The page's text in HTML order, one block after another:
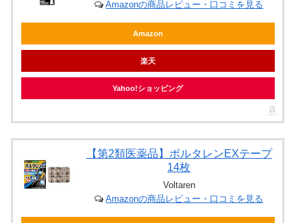
Amazonの商品レビュー・口コミを見る
Amazon
楽天
Yahoo!ショッピング
【第2類医薬品】ボルタレンEXテープ
14枚
Voltaren
Amazonの商品レビュー・口コミを見る